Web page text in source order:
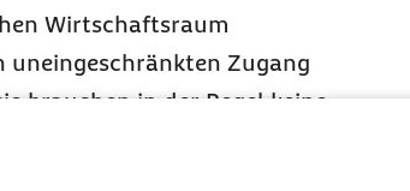
Wirtschaftsraum
uneingeschränkten Zugang
brauchen in der Regel keine
Beispiel für kroatische